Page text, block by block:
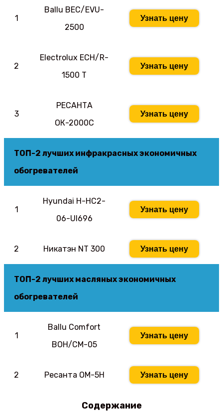
1
Ballu BEC/EVU-
2500
Узнать цену
2
Electrolux ECH/R-
1500 T
Узнать цену
3
РЕСАНТА
ОК-2000С
Узнать цену
ТОП-2 лучших инфракрасных экономичных
обогревателей
1
Hyundai H-HC2-
06-UI696
Узнать цену
2 Никатэн NT 300 Узнать цену
ТОП-2 лучших масляных экономичных
обогревателей
1
Ballu Comfort
BOH/CM-05
Узнать цену
2 Ресанта ОМ-5Н Узнать цену
Содержание